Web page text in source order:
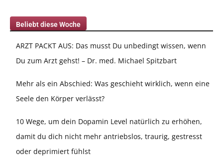
Beliebt diese Woche
ARZT PACKT AUS: Das musst Du unbedingt wissen, wenn
Du zum Arzt gehst! – Dr. med. Michael Spitzbart
Mehr als ein Abschied: Was geschieht wirklich, wenn eine
Seele den Körper verlässt?
10 Wege, um dein Dopamin Level natürlich zu erhöhen,
damit du dich nicht mehr antriebslos, traurig, gestresst
oder deprimiert fühlst